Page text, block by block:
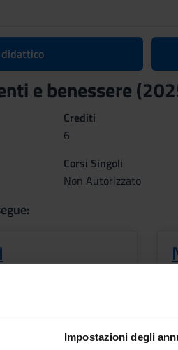
Impostazioni degli
e benessere
Crediti
6
Corsi Singoli
Non Autorizzato